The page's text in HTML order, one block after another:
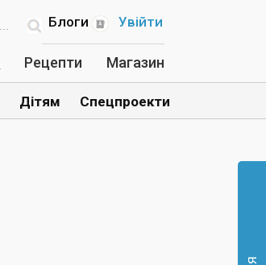
Увійти
Блоги
Рецепти Магазин
Дітям Спецпроекти